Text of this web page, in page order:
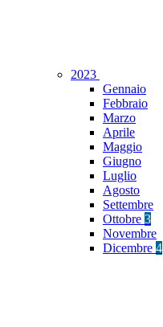
2023
Gennaio
Febbraio
Marzo
Aprile
Maggio
Giugno
Luglio
Agosto
Settembre
Ottobre 3
Novembre
Dicembre 4